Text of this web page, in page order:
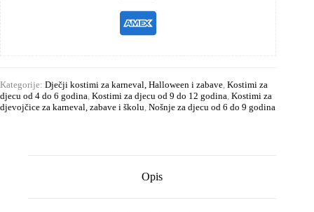
Kategorije: Dječji kostimi za karneval, Halloween i zabave, Kostimi za
djecu od 4 do 6 godina, Kostimi za djecu od 9 do 12 godina, Kostimi za
djevojčice za karneval, zabave i školu, Nošnje za djecu od 6 do 9 godina
Opis